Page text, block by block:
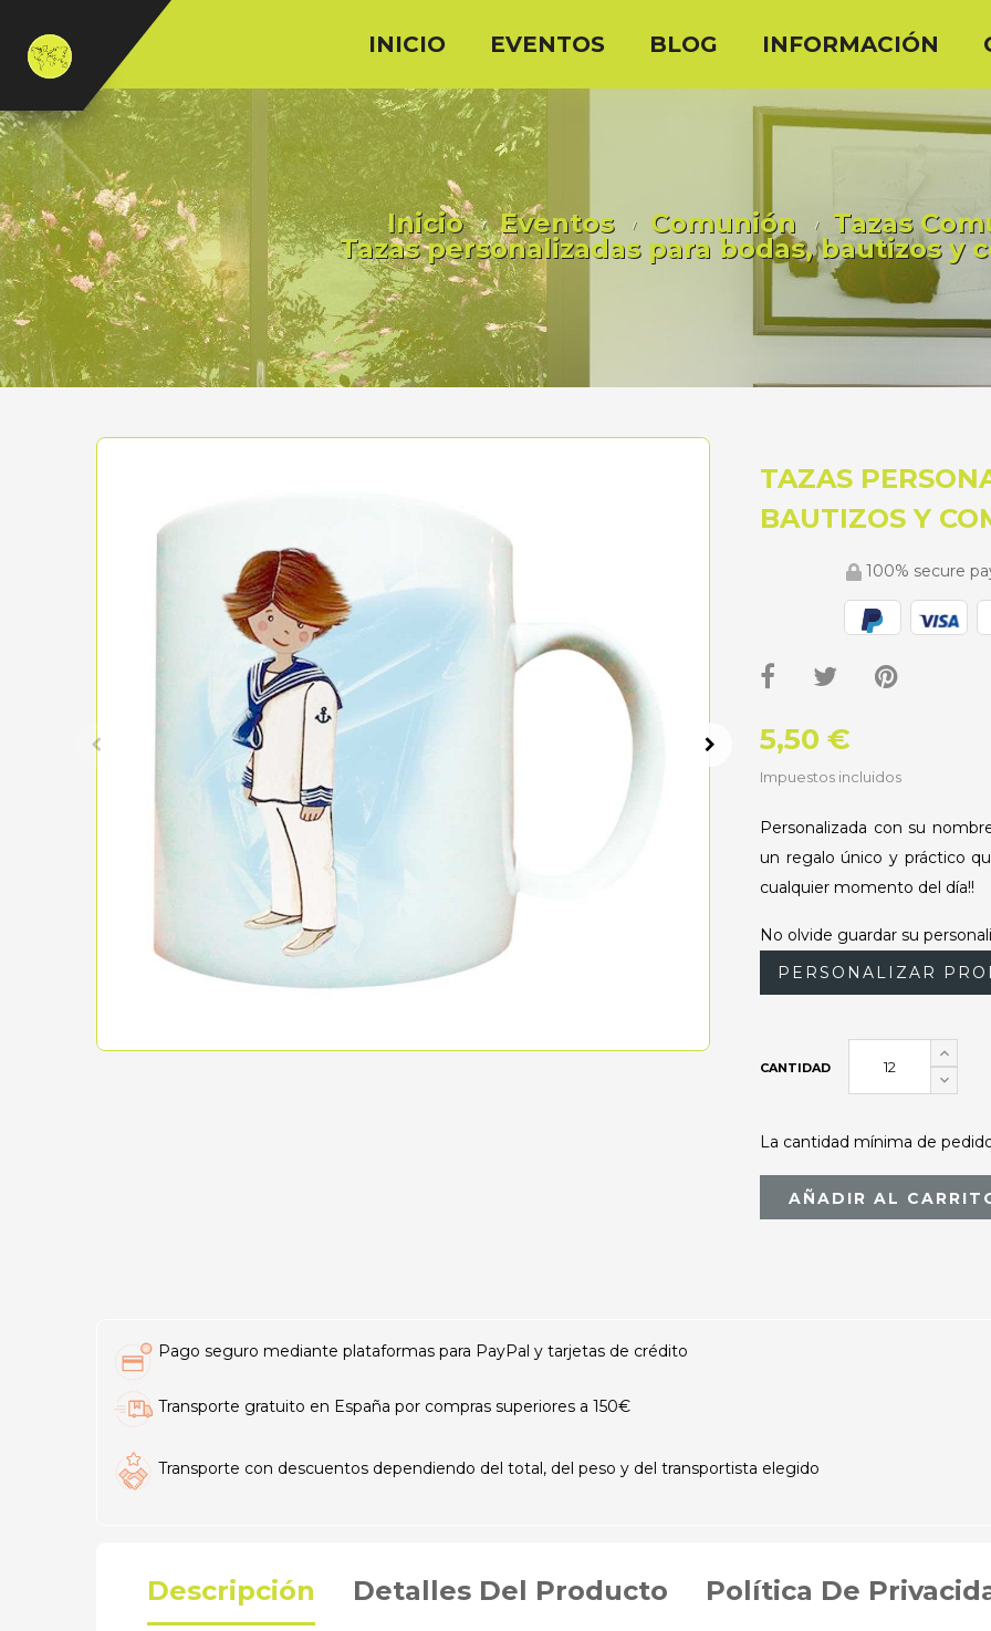
INICIO EVENTOS BLOG INFORMACIÓN
Inicio Eventos Comunión Tazas
Tazas personalizadas para bodas, bautizos y
TAZAS
BAUTIZOS Y
100% secure
5,50 €
Impuestos incluidos
Personalizada con su
un regalo único y práctico
cualquier momento del día!!
No olvide guardar su
PERSONALIZAR
CANTIDAD
La cantidad mínima de
AÑADIR AL
Pago seguro mediante plataformas para PayPal y tarjetas de crédito
Transporte gratuito en España por compras superiores a 150€
Transporte con descuentos dependiendo del total, del peso y del transportista elegido
Descripción Detalles Del Producto Política De